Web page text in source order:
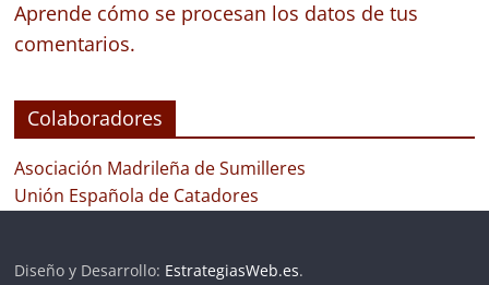
Aprende cómo se procesan los datos de tus
comentarios.
Colaboradores
Asociación Madrileña de Sumilleres
Unión Española de Catadores
Diseño y Desarrollo: EstrategiasWeb.es.